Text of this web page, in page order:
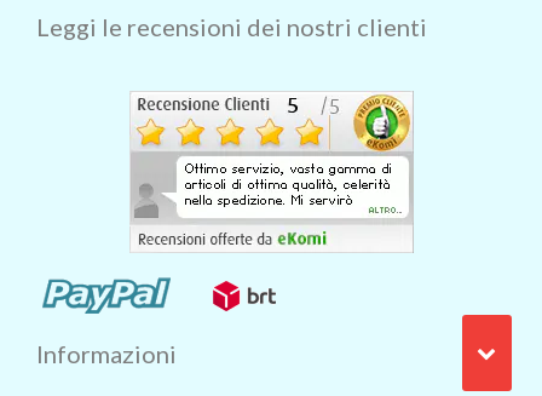
Leggi le recensioni dei nostri clienti
Informazioni